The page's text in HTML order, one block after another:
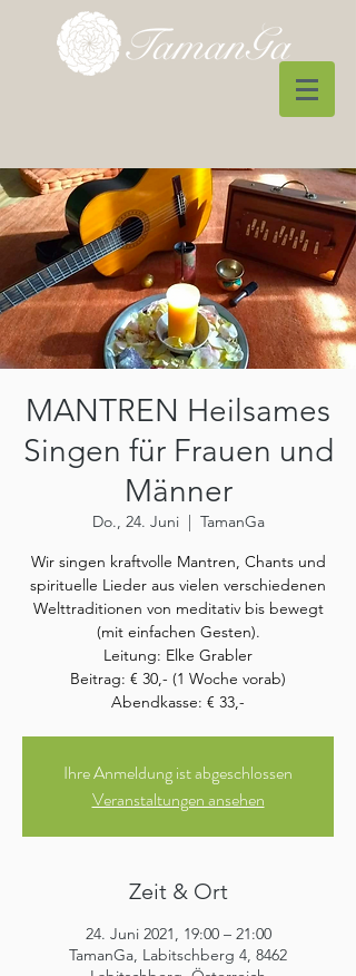
MANTREN Heilsames
Singen für Frauen und
Männer
Do., 24. Juni
  |
TamanGa
Wir singen kraftvolle Mantren, Chants und
spirituelle Lieder aus vielen verschiedenen
Welttraditionen von meditativ bis bewegt
(mit einfachen Gesten).
Leitung: Elke Grabler
Beitrag: € 30,- (1 Woche vorab)
Abendkasse: € 33,-
Ihre Anmeldung ist abgeschlossen
Veranstaltungen ansehen
Zeit & Ort
24. Juni 2021, 19:00 – 21:00
TamanGa, Labitschberg 4, 8462